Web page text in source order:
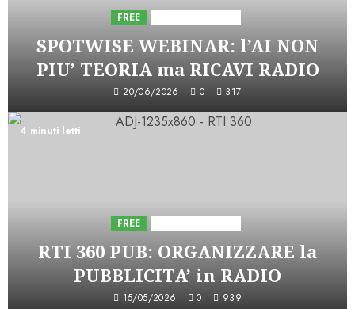
FREE
SPOTWISE WEBINAR: l’AI NON
PIU’ TEORIA ma RICAVI RADIO
20/06/2026 0 317
4 minuti letti
FREE
RTI 360 PUB: ORGANIZZARE la
PUBBLICITA’ in RADIO
15/05/2026 0 939